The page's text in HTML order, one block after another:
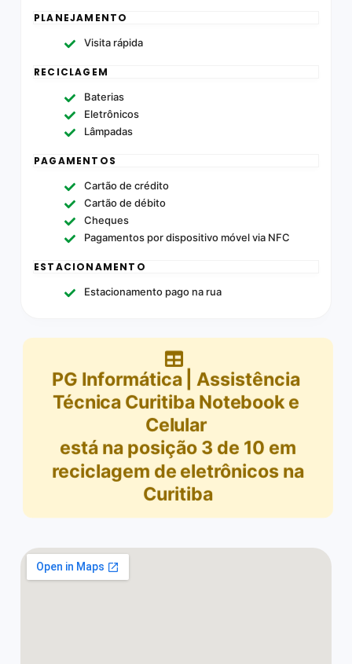
PLANEJAMENTO
Visita rápida
RECICLAGEM
Baterias
Eletrônicos
Lâmpadas
PAGAMENTOS
Cartão de crédito
Cartão de débito
Cheques
Pagamentos por dispositivo móvel via NFC
ESTACIONAMENTO
Estacionamento pago na rua
PG Informática | Assistência
Técnica Curitiba Notebook e
Celular
está na posição 3 de 10 em
reciclagem de eletrônicos na
Curitiba